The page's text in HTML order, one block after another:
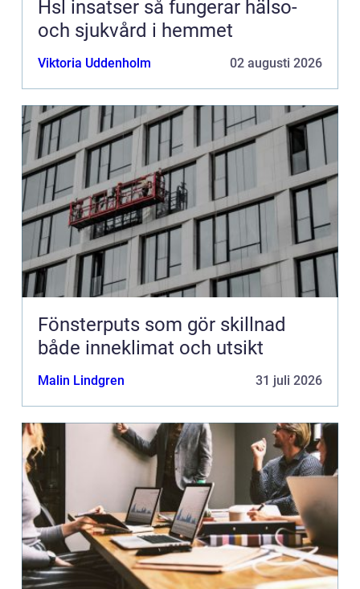
Hsl insatser så fungerar hälso-
och sjukvård i hemmet
Viktoria Uddenholm 02 augusti 2026
Fönsterputs som gör skillnad
både inneklimat och utsikt
Malin Lindgren 31 juli 2026